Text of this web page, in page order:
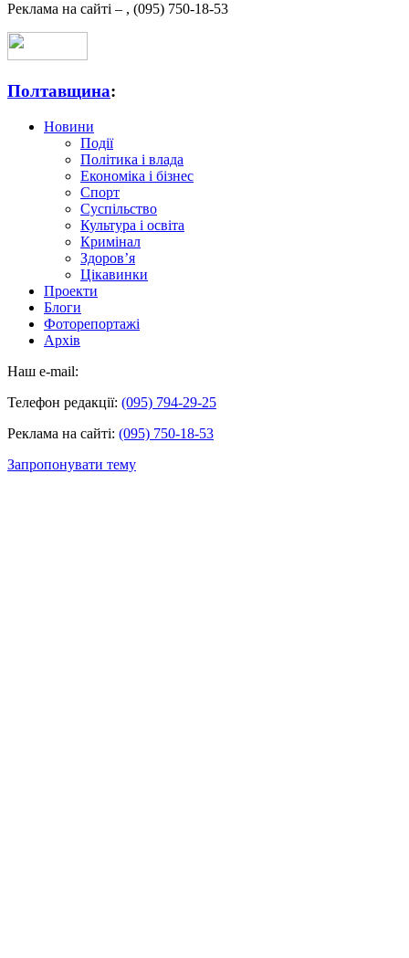
Реклама на сайті – , (095) 750-18-53
Полтавщина:
Новини
Події
Політика і влада
Економіка і бізнес
Спорт
Суспільство
Культура і освіта
Кримінал
Здоров’я
Цікавинки
Проекти
Блоги
Фоторепортажі
Архів
Наш e-mail:
Телефон редакції: (095) 794-29-25
Реклама на сайті: (095) 750-18-53
Запропонувати тему